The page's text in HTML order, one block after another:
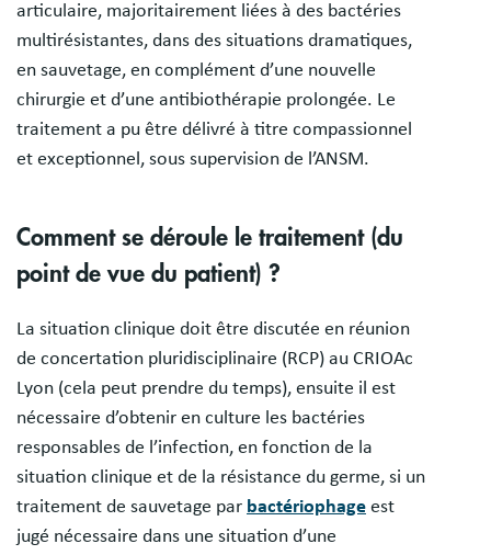
articulaire, majoritairement liées à des bactéries
multirésistantes, dans des situations dramatiques,
en sauvetage, en complément d’une nouvelle
chirurgie et d’une antibiothérapie prolongée. Le
traitement a pu être délivré à titre compassionnel
et exceptionnel, sous supervision de l’ANSM.
Comment se déroule le traitement (du
point de vue du patient) ?
La situation clinique doit être discutée en réunion
de concertation pluridisciplinaire (RCP) au CRIOAc
Lyon (cela peut prendre du temps), ensuite il est
nécessaire d’obtenir en culture les bactéries
responsables de l’infection, en fonction de la
situation clinique et de la résistance du germe, si un
traitement de sauvetage par bactériophage est
jugé nécessaire dans une situation d’une